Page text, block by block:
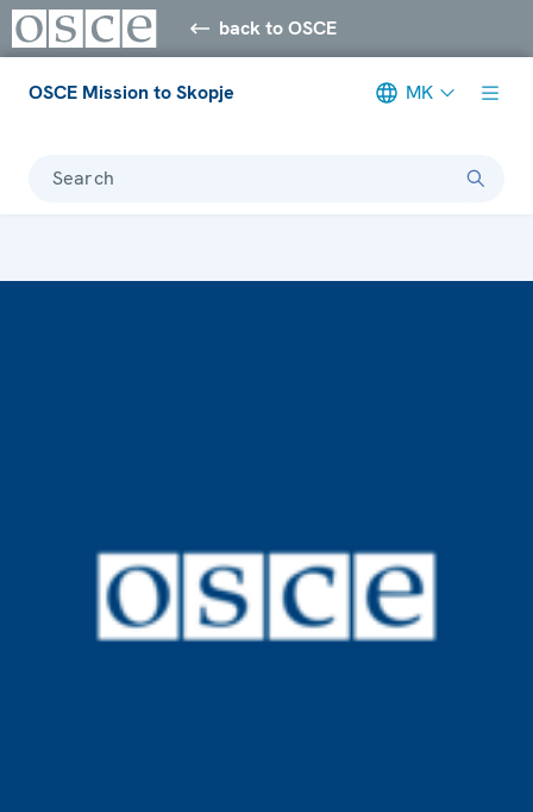
back to OSCE
OSCE Mission to Skopje MK
Search